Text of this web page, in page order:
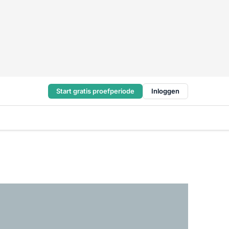
Start gratis proefperiode Inloggen